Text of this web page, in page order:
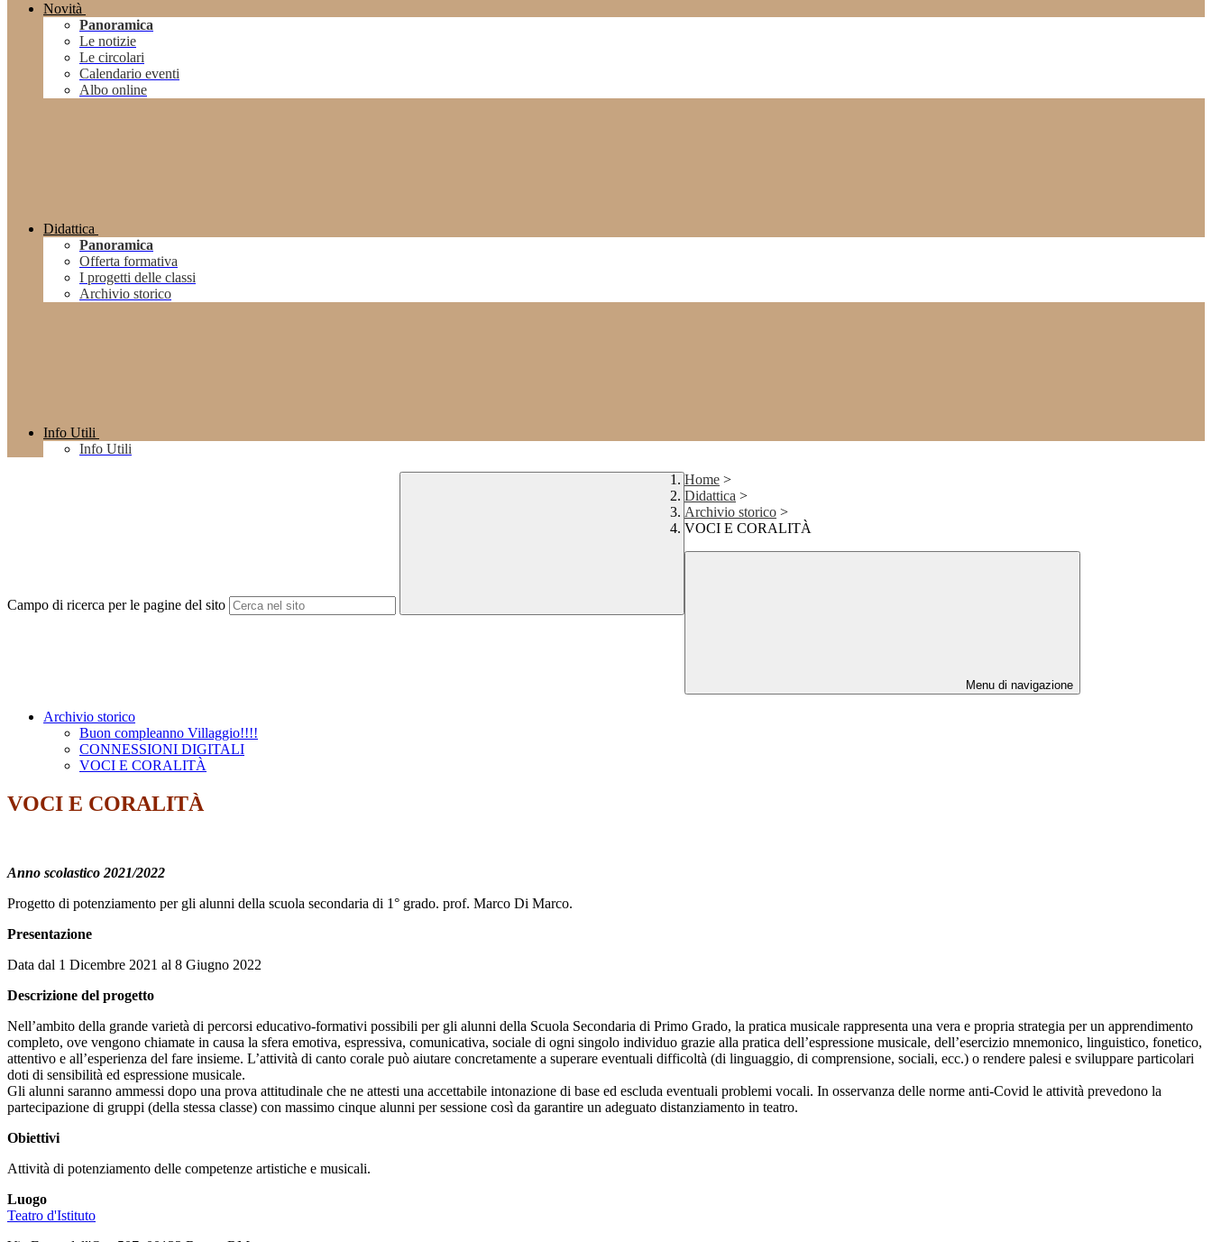
Novità
Panoramica
Le notizie
Le circolari
Calendario eventi
Albo online
Didattica
Panoramica
Offerta formativa
I progetti delle classi
Archivio storico
Info Utili
Info Utili
Campo di ricerca per le pagine del sito
Home >
Didattica >
Archivio storico >
VOCI E CORALITÀ
Menu di navigazione
Archivio storico
Buon compleanno Villaggio!!!!
CONNESSIONI DIGITALI
VOCI E CORALITÀ
VOCI E CORALITÀ
Anno scolastico 2021/2022
Progetto di potenziamento per gli alunni della scuola secondaria di 1° grado. prof. Marco Di Marco.
Presentazione
Data dal 1 Dicembre 2021 al 8 Giugno 2022
Descrizione del progetto
Nell’ambito della grande varietà di percorsi educativo-formativi possibili per gli alunni della Scuola Secondaria di Primo Grado, la pratica musicale rappresenta una vera e propria strategia per un apprendimento
completo, ove vengono chiamate in causa la sfera emotiva, espressiva, comunicativa, sociale di ogni singolo individuo grazie alla pratica dell’espressione musicale, dell’esercizio mnemonico, linguistico, fonetico,
attentivo e all’esperienza del fare insieme. L’attività di canto corale può aiutare concretamente a superare eventuali difficoltà (di linguaggio, di comprensione, sociali, ecc.) o rendere palesi e sviluppare particolari
doti di sensibilità ed espressione musicale.
Gli alunni saranno ammessi dopo una prova attitudinale che ne attesti una accettabile intonazione di base ed escluda eventuali problemi vocali. In osservanza delle norme anti-Covid le attività prevedono la
partecipazione di gruppi (della stessa classe) con massimo cinque alunni per sessione così da garantire un adeguato distanziamento in teatro.
Obiettivi
Attività di potenziamento delle competenze artistiche e musicali.
Luogo
Teatro d'Istituto